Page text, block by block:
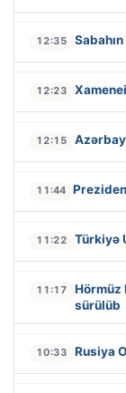
12:35
12:23
12:15
11:44
11:22 Türkiyə
11:17
Hörmüz
sürülüb
10:33 Rusiya